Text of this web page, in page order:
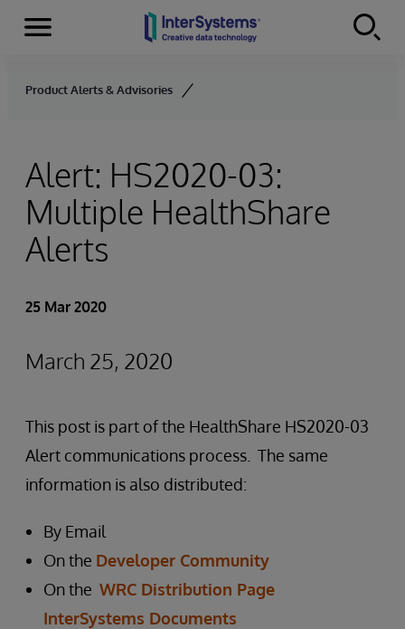
Skip to content
Menu
Product Alerts & Advisories
Alert: HS2020-03:
Multiple HealthShare
Alerts
25 Mar 2020
March 25, 2020
This post is part of the HealthShare HS2020-03
Alert communications process. The same
information is also distributed:
By Email
On the Developer Community
On the WRC Distribution Page
InterSystems Documents